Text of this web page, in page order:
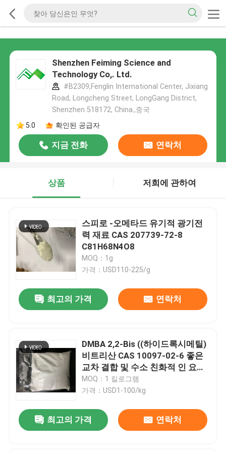
Shenzhen Feiming Science and
Technology Co,. Ltd.
#B2309,Fenglin International Center, Jixiang
Road, Longcheng Street, LongGang District,
Shenzhen 518172, China.,중국
5.0
확인된 공급자
지금 전화 연락처
상품 저희에 관하여
스피로 -오메타드 유기적 광기전
력 재료 CAS 207739-72-8
C81H68N4O8
MOQ：1g
가격：USD110-225/g
최고의 가격 연락처
DMBA 2,2-Bis ((하이드록시메틸)
비트리산 CAS 10097-02-6 좋은
교차 결합 및 수소 친화적 인 요인
또는 물 기반의 고 분자 시스템을
생산하는 데 사용됩니다.
MOQ：1 킬로그램
가격：USD1-100/kg
최고의 가격 연락처